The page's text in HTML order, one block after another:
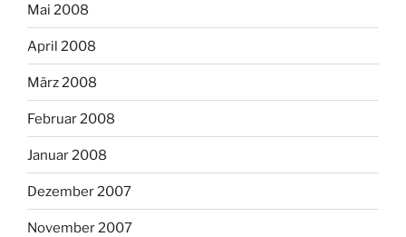
Mai 2008
April 2008
März 2008
Februar 2008
Januar 2008
Dezember 2007
November 2007